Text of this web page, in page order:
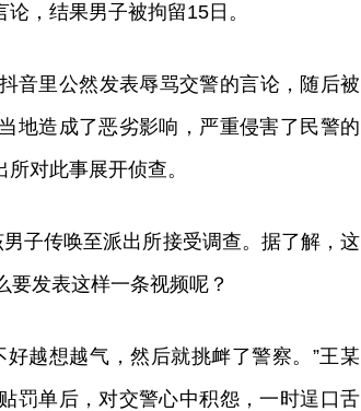
，结果男子被拘留15日。
音里公然发表辱骂交警的言论，随后被
地造成了恶劣影响，严重侵害了民警的
对此事展开侦查。
子传唤至派出所接受调查。据了解，这
发表这样一条视频呢？
越想越气，然后就挑衅了警察。”王某
罚单后，对交警心中积怨，一时逞口舌